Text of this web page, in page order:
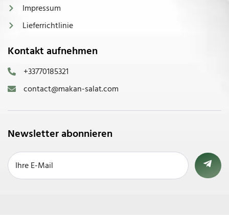
Impressum
Lieferrichtlinie
Kontakt aufnehmen
+33770185321
contact@makan-salat.com
Newsletter abonnieren